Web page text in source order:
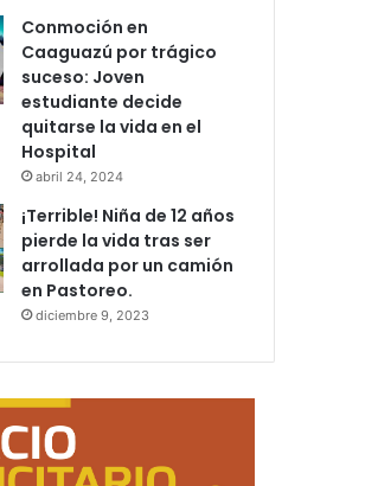
Conmoción en
Caaguazú por trágico
suceso: Joven
estudiante decide
quitarse la vida en el
Hospital
abril 24, 2024
¡Terrible! Niña de 12 años
pierde la vida tras ser
arrollada por un camión
en Pastoreo.
diciembre 9, 2023